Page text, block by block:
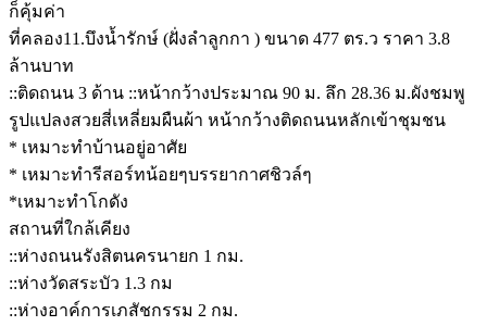
ก็คุ้มค่า
ที่คลอง11.บึงน้ำรักษ์ (ฝั่งลำลูกกา ) ขนาด 477 ตร.ว ราคา 3.8
ล้านบาท
::ติดถนน 3 ด้าน ::หน้ากว้างประมาณ 90 ม. ลึก 28.36 ม.ผังชมพู
รูปแปลงสวยสี่เหลี่ยมผืนผ้า หน้ากว้างติดถนนหลักเข้าชุมชน
* เหมาะทำบ้านอยู่อาศัย
* เหมาะทำรีสอร์ทน้อยๆบรรยากาศชิวล์ๆ
*เหมาะทำโกดัง
สถานที่ใกล้เคียง
::ห่างถนนรังสิตนครนายก 1 กม.
::ห่างวัดสระบัว 1.3 กม
::ห่างอาค์การเภสัชกรรม 2 กม.